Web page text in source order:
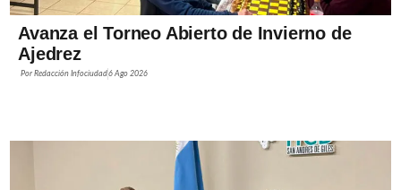
Avanza el Torneo Abierto de Invierno de
Ajedrez
PorRedacción Infociudad6 Ago 2026